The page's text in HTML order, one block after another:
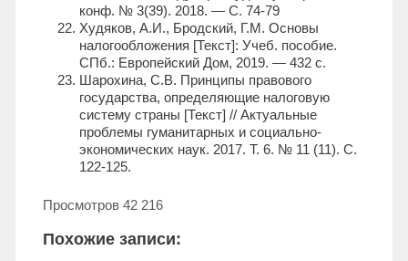
конф. № 3(39). 2018. — С. 74-79
Худяков, А.И., Бродский, Г.М. Основы
налогообложения [Текст]: Учеб. пособие.
СПб.: Европейский Дом, 2019. — 432 с.
Шарохина, С.В. Принципы правового
государства, определяющие налоговую
систему страны [Текст] // Актуальные
проблемы гуманитарных и социально-
экономических наук. 2017. Т. 6. № 11 (11). С.
122-125.
Просмотров 42 216
Похожие записи: